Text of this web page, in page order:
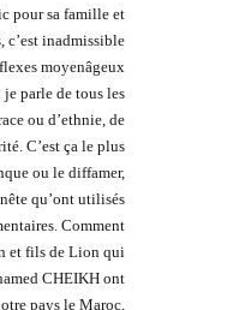
pour sa famille et
c’est inadmissible.
moyenâgeux
parle de tous les
ou d’ethnie, de
C’est ça le plus
ou le diffamer,
qu’ont utilisés
Comment
et fils de Lion qui
CHEIKH ont
pays le Maroc,